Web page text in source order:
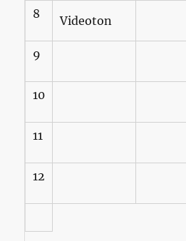
8 Videoton
9
10
11
12